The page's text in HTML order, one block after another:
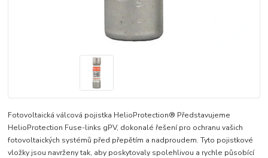
Fotovoltaická válcová pojistka HelioProtection® Představujeme
HelioProtection Fuse-links gPV, dokonalé řešení pro ochranu vašich
fotovoltaických systémů před přepětím a nadproudem. Tyto pojistkové
vložky jsou navrženy tak, aby poskytovaly spolehlivou a rychle působící